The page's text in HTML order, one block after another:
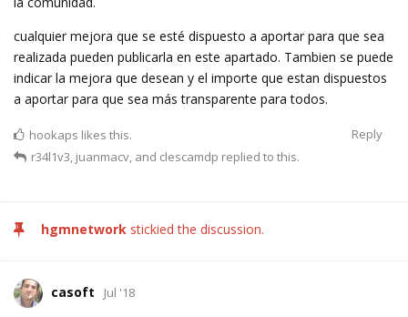
cualquier mejora que se esté dispuesto a aportar para que sea
realizada pueden publicarla en este apartado. Tambien se puede
indicar la mejora que desean y el importe que estan dispuestos
a aportar para que sea más transparente para todos.
Reply
hookaps likes this.
r34l1v3, juanmacv, and clescamdp replied to this.
hgmnetwork stickied the discussion.
casoft Jul '18